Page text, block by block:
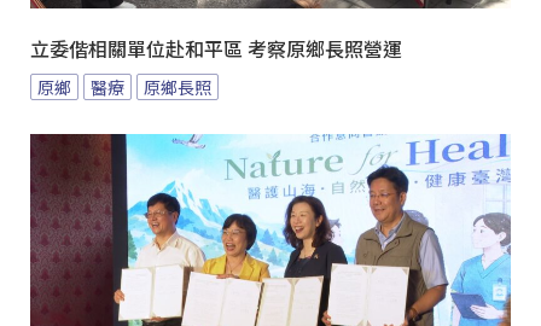
立委偕相關單位赴和平區 考察原鄉長照營運
原鄉 醫療 原鄉長照